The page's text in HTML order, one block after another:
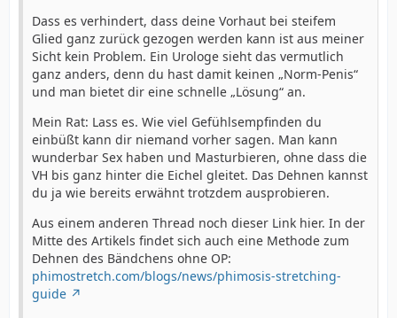
Dass es verhindert, dass deine Vorhaut bei steifem
Glied ganz zurück gezogen werden kann ist aus meiner
Sicht kein Problem. Ein Urologe sieht das vermutlich
ganz anders, denn du hast damit keinen „Norm-Penis“
und man bietet dir eine schnelle „Lösung“ an.
Mein Rat: Lass es. Wie viel Gefühlsempfinden du
einbüßt kann dir niemand vorher sagen. Man kann
wunderbar Sex haben und Masturbieren, ohne dass die
VH bis ganz hinter die Eichel gleitet. Das Dehnen kannst
du ja wie bereits erwähnt trotzdem ausprobieren.
Aus einem anderen Thread noch dieser Link hier. In der
Mitte des Artikels findet sich auch eine Methode zum
Dehnen des Bändchens ohne OP:
phimostretch.com/blogs/news/phimosis-stretching-
guide